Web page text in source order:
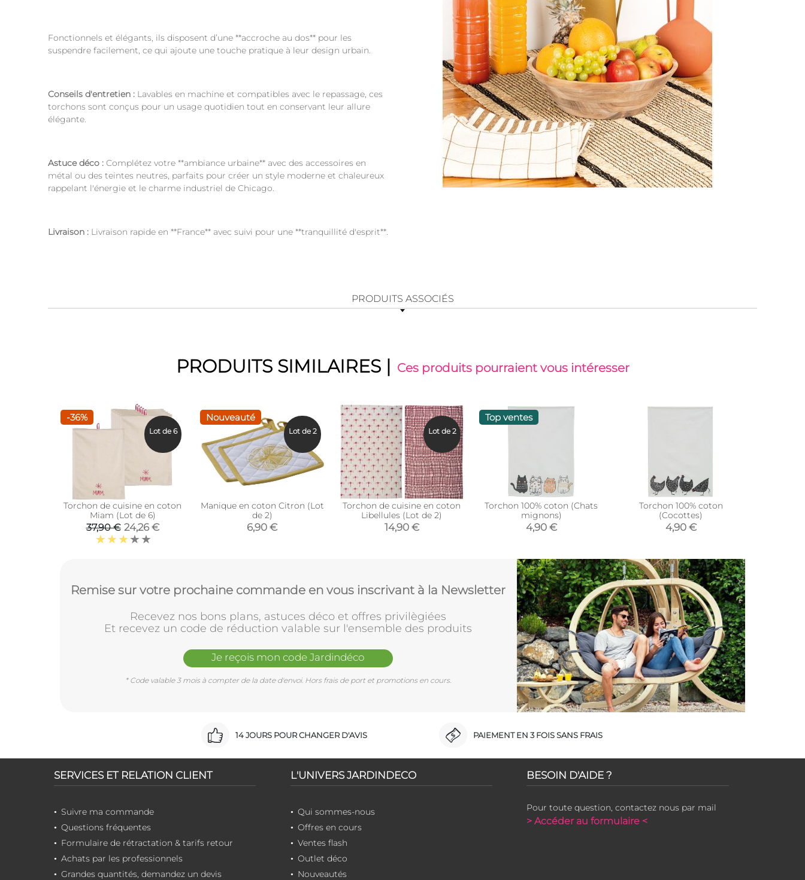
Fonctionnels et élégants, ils disposent d’une **accroche au dos** pour les
suspendre facilement, ce qui ajoute une touche pratique à leur design urbain.
Conseils d'entretien : Lavables en machine et compatibles avec le repassage, ces
torchons sont conçus pour un usage quotidien tout en conservant leur allure
élégante.
Astuce déco : Complétez votre **ambiance urbaine** avec des accessoires en
métal ou des teintes neutres, parfaits pour créer un style moderne et chaleureux
rappelant l'énergie et le charme industriel de Chicago.
Livraison : Livraison rapide en **France** avec suivi pour une **tranquillité d'esprit**.
PRODUITS ASSOCIÉS
PRODUITS SIMILAIRES | Ces produits pourraient vous intéresser
-36%
Torchon de cuisine en coton
Miam (Lot de 6)
37,90 € 24,26 €
Lot de 6
Nouveauté
Manique en coton Citron (Lot
de 2)
6,90 €
Lot de 2
Torchon de cuisine en coton
Libellules (Lot de 2)
14,90 €
Lot de 2
Top ventes
Torchon 100% coton (Chats
mignons)
4,90 €
Torchon 100% coton
(Cocottes)
4,90 €
Remise sur votre prochaine commande en vous inscrivant à la Newsletter
Recevez nos bons plans, astuces déco et offres privilègiées
Et recevez un code de réduction valable sur l'ensemble des produits
Je reçois mon code Jardindéco
* Code valable 3 mois à compter de la date d'envoi. Hors frais de port et promotions en cours.
14 JOURS POUR CHANGER D'AVIS PAIEMENT EN 3 FOIS SANS FRAIS
SERVICES ET RELATION CLIENT
Suivre ma commande
Questions fréquentes
Formulaire de rétractation & tarifs retour
Achats par les professionnels
Grandes quantités, demandez un devis
L'UNIVERS JARDINDECO
Qui sommes-nous
Offres en cours
Ventes flash
Outlet déco
Nouveautés
BESOIN D'AIDE ?
Pour toute question, contactez nous par mail
> Accéder au formulaire <